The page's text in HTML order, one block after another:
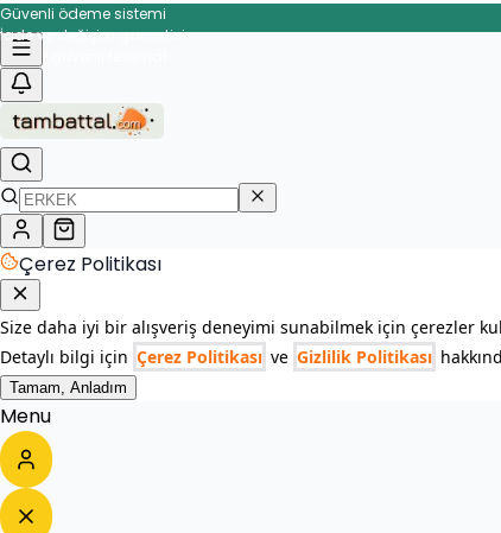
Güvenli ödeme sistemi
İade ve değişim garantisi
Hızlı ve güvenli teslimat
Çerez Politikası
Size daha iyi bir alışveriş deneyimi sunabilmek için çerezler
Detaylı bilgi için Çerez Politikası ve Gizlilik Politikası
Tamam, Anladım
Menu